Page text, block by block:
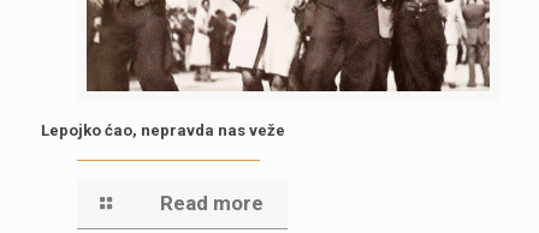
Lepojko ćao, nepravda nas veže
Read more